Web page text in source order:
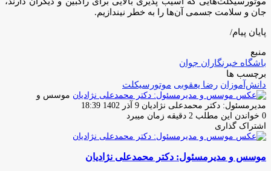
جان و سلامت جسمی آن‌ها را به خطر نیندازیم.
پایان پیام/
منبع
باشگاه خبرنگاران جوان
برچسب ها
دانش‌آموزان رضا یعقوبی موتورسیکلت
موسس و
مدیرمسئول: دکتر محمدعلی نژادیان ارسال
ایمیل
9 آذر 1402 18:39
0 خواندن این مطلب 2 دقیقه زمان میبرد
اشتراک گذاری
فیس
توئیتر
لینکدین
واتس
تلگرام
اشتراک
از
چاپ
موسس و مدیرمسئول: دکتر محمدعلی نژادیان